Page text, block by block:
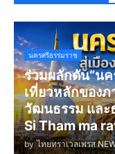
นครศรีธรรมราช
ร่วมผลักดัน“นค
เที่ยวหลักของภ
วัฒนธรรม และ
Si Tham ma
by ไทยทราเวลเพรส